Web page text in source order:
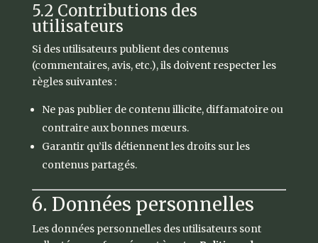
5.2 Contributions des
utilisateurs
Si des utilisateurs publient des contenus
(commentaires, avis, etc.), ils doivent respecter les
règles suivantes :
Ne pas publier de contenu illicite, diffamatoire ou
contraire aux bonnes mœurs.
Garantir qu’ils détiennent les droits sur les
contenus partagés.
6. Données personnelles
Les données personnelles des utilisateurs sont